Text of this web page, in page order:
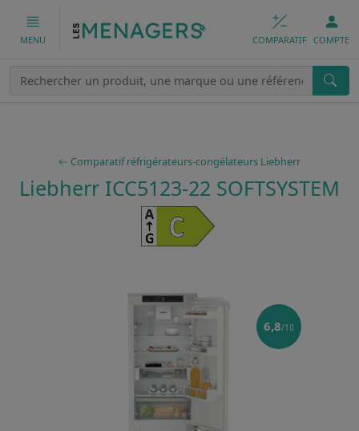
MENU COMPARATIF COMPTE
Comparatif réfrigérateurs-congélateurs Liebherr
Liebherr ICC5123-22 SOFTSYSTEM
6,8/10